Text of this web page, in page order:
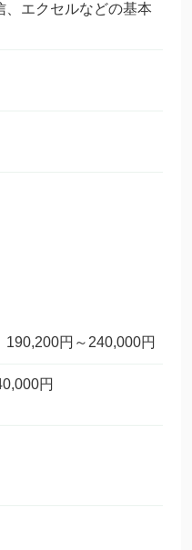
、エクセルなどの基本
190,200円～240,000円
円